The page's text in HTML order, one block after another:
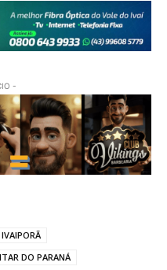
-
IVAIPORÃ
DO PARANÁ